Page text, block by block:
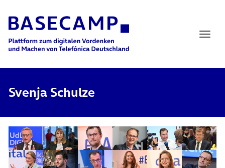
Main Navigation
Svenja Schulze